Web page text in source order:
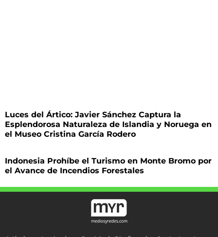
Luces del Ártico: Javier Sánchez Captura la
Esplendorosa Naturaleza de Islandia y Noruega en
el Museo Cristina García Rodero
Indonesia Prohíbe el Turismo en Monte Bromo por
el Avance de Incendios Forestales